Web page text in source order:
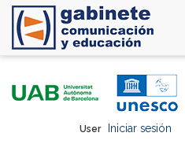
User Iniciar sesión